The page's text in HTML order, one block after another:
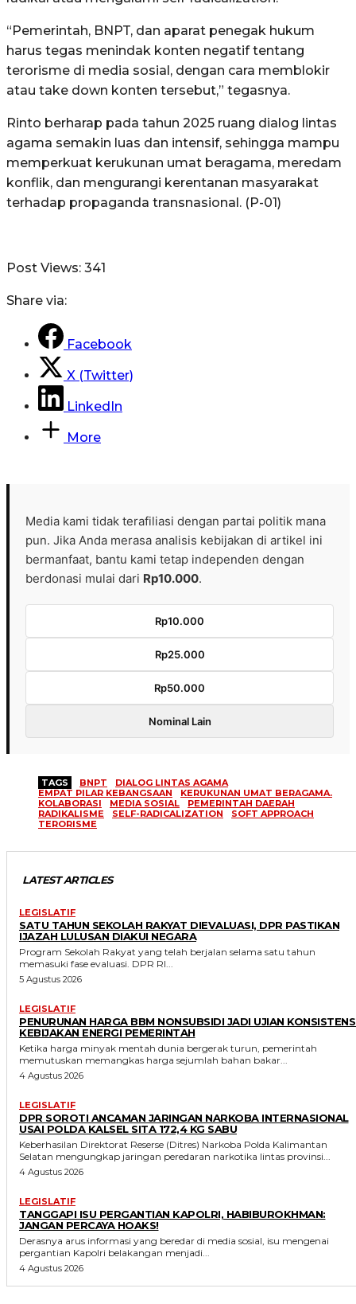
“Pemerintah, BNPT, dan aparat penegak hukum
harus tegas menindak konten negatif tentang
terorisme di media sosial, dengan cara memblokir
atau take down konten tersebut,” tegasnya.
Rinto berharap pada tahun 2025 ruang dialog lintas
agama semakin luas dan intensif, sehingga mampu
memperkuat kerukunan umat beragama, meredam
konflik, dan mengurangi kerentanan masyarakat
terhadap propaganda transnasional. (P-01)
Post Views: 341
Share via:
Facebook
X (Twitter)
LinkedIn
More
Media kami tidak terafiliasi dengan partai politik mana
pun. Jika Anda merasa analisis kebijakan di artikel ini
bermanfaat, bantu kami tetap independen dengan
berdonasi mulai dari Rp10.000.
Rp10.000
Rp25.000
Rp50.000
Nominal Lain
TAGS BNPT
DIALOG LINTAS AGAMA
EMPAT PILAR KEBANGSAAN
KERUKUNAN UMAT BERAGAMA.
KOLABORASI
MEDIA SOSIAL
PEMERINTAH DAERAH
RADIKALISME
SELF-RADICALIZATION
SOFT APPROACH
TERORISME
LATEST ARTICLES
LEGISLATIF
SATU TAHUN SEKOLAH RAKYAT DIEVALUASI, DPR PASTIKAN
IJAZAH LULUSAN DIAKUI NEGARA
Program Sekolah Rakyat yang telah berjalan selama satu tahun
memasuki fase evaluasi. DPR RI...
5 Agustus 2026
LEGISLATIF
PENURUNAN HARGA BBM NONSUBSIDI JADI UJIAN
KEBIJAKAN ENERGI PEMERINTAH
Ketika harga minyak mentah dunia bergerak turun, pemerintah
memutuskan memangkas harga sejumlah bahan bakar...
4 Agustus 2026
LEGISLATIF
DPR SOROTI ANCAMAN JARINGAN NARKOBA INTERNASIONAL
USAI POLDA KALSEL SITA 172,4 KG SABU
Keberhasilan Direktorat Reserse (Ditres) Narkoba Polda Kalimantan
Selatan mengungkap jaringan peredaran narkotika lintas provinsi...
4 Agustus 2026
LEGISLATIF
TANGGAPI ISU PERGANTIAN KAPOLRI, HABIBUROKHMAN:
JANGAN PERCAYA HOAKS!
Derasnya arus informasi yang beredar di media sosial, isu mengenai
pergantian Kapolri belakangan menjadi...
4 Agustus 2026